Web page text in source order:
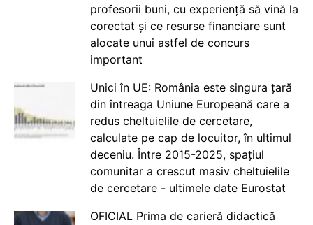
profesorii buni, cu experiență să vină la
corectat și ce resurse financiare sunt
alocate unui astfel de concurs
important
Unici în UE: România este singura țară
din întreaga Uniune Europeană care a
redus cheltuielile de cercetare,
calculate pe cap de locuitor, în ultimul
deceniu. Între 2015-2025, spațiul
comunitar a crescut masiv cheltuielile
de cercetare - ultimele date Eurostat
OFICIAL Prima de carieră didactică